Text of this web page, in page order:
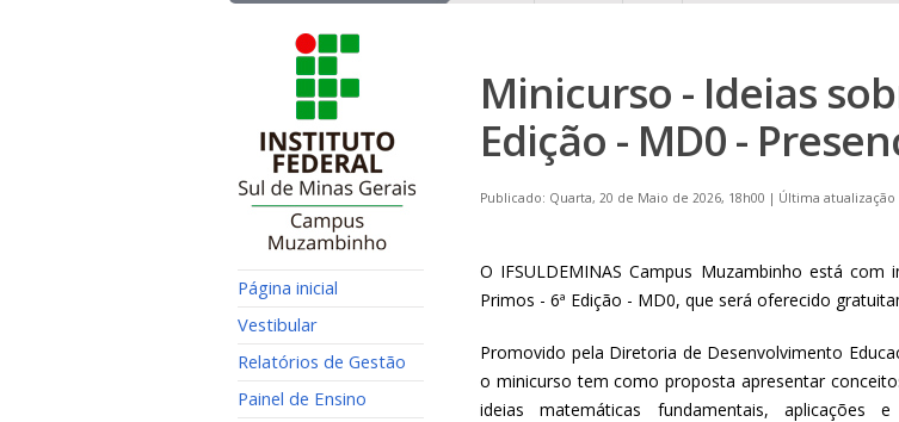
Página inicial
Vestibular
Relatórios de Gestão
Painel de Ensino
Minicurso - Ideias
Edição - MD0 -
Publicado: Quarta, 20 de Maio de 2026, 18h00 | Última atualização
O IFSULDEMINAS Campus Muzambinho está
Primos - 6ª Edição - MD0, que será oferecido
Promovido pela Diretoria de Desenvolvimento
o minicurso tem como proposta apresentar
ideias matemáticas fundamentais,